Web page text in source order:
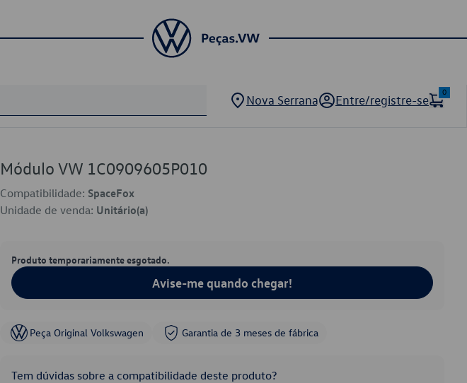
Nova Serrana Entre/registre-se
0
Módulo VW 1C0909605P010
Compatibilidade: SpaceFox
Unidade de venda: Unitário(a)
Produto temporariamente esgotado.
Avise-me quando chegar!
Peça Original Volkswagen Garantia de 3 meses de fábrica
Tem dúvidas sobre a compatibilidade deste produto?